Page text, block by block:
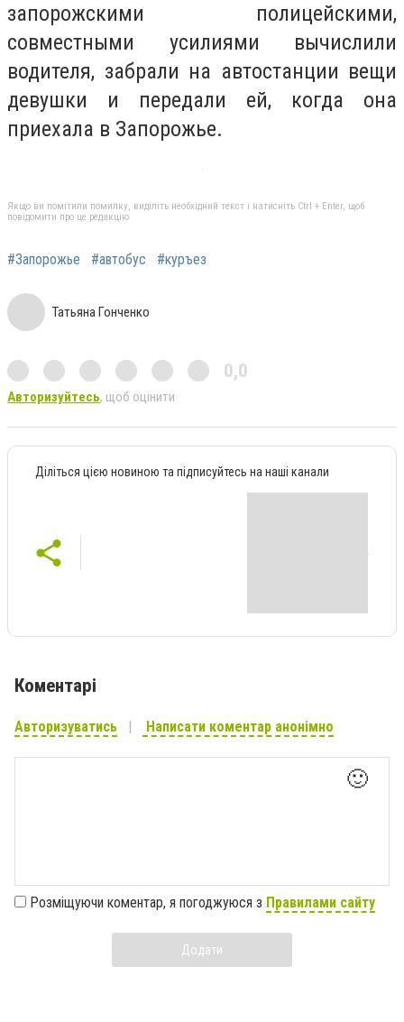
запорожскими полицейскими,
совместными усилиями вычислили
водителя, забрали на автостанции вещи
девушки и передали ей, когда она
приехала в Запорожье.
Якщо ви помітили помилку, виділіть необхідний текст і натисніть Ctrl + Enter, щоб
повідомити про це редакцію
#Запорожье #автобус #куръез
Татьяна Гонченко
0,0
Авторизуйтесь, щоб оцінити
Діліться цією новиною та підписуйтесь на наші канали
Коментарі
Авторизуватись Написати коментар анонімно
🙂
Розміщуючи коментар, я погоджуюся з Правилами сайту
Додати